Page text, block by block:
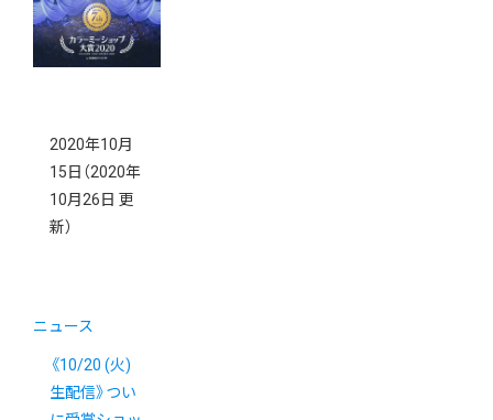
式を開催しま
した
2020年10月
15日 （2020年
10月26日 更
新）
ニュース
《10/20 (火)
生配信》つい